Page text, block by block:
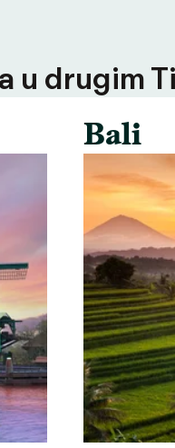
u drugim
Bali